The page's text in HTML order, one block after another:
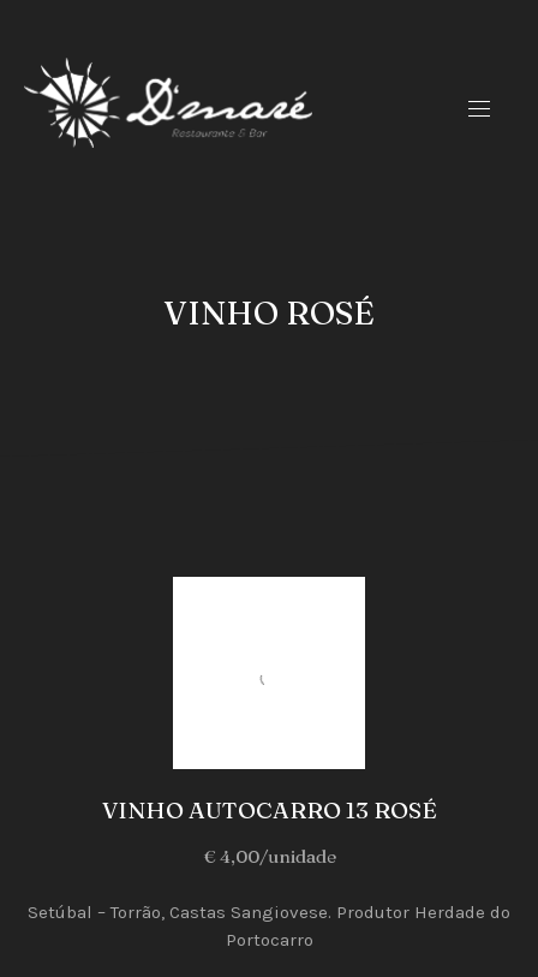
VINHO ROSÉ
a Copo
13
ROSÉ
VINHO AUTOCARRO 13 ROSÉ
€ 4,00/unidade
Setúbal – Torrão, Castas Sangiovese. Produtor Herdade do
Portocarro